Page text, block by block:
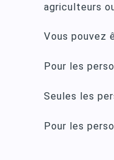
agriculteurs
Vous pouvez
Pour les
Seules les
Pour les